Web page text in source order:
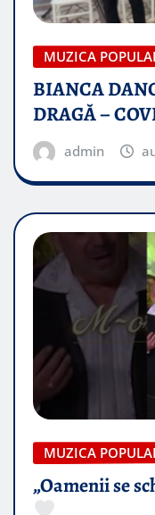
MUZICA
BIANCA
DRAGĂ –
admin
MUZICA
„Oamenii se